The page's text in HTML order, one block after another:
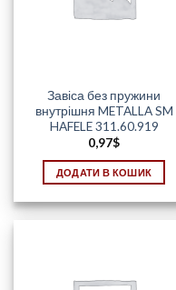
Завіса без пружини
внутрішня METALLA SM
HAFELE 311.60.919
0,97$
ДОДАТИ В КОШИК